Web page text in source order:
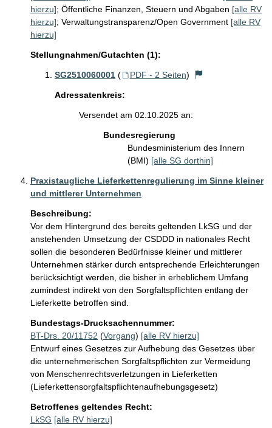
hierzu]; Öffentliche Finanzen, Steuern und Abgaben [alle RV
hierzu]; Verwaltungstransparenz/Open Government [alle RV
hierzu]
Stellungnahmen/Gutachten (1):
SG2510060001 ( PDF - 2 Seiten)
Adressatenkreis:
Versendet am 02.10.2025 an:
Bundesregierung
Bundesministerium des Innern
(BMI) [alle SG dorthin]
Praxistaugliche Lieferkettenregulierung im Sinne kleiner
und mittlerer Unternehmen
Beschreibung:
Vor dem Hintergrund des bereits geltenden LkSG und der
anstehenden Umsetzung der CSDDD in nationales Recht
sollen die besonderen Bedürfnisse kleiner und mittlerer
Unternehmen stärker durch entsprechende Erleichterungen
berücksichtigt werden, die bisher in erheblichem Umfang
zumindest indirekt von den Sorgfaltspflichten entlang der
Lieferkette betroffen sind.
Bundestags-Drucksachennummer:
BT-Drs. 20/11752 (Vorgang) [alle RV hierzu]
Entwurf eines Gesetzes zur Aufhebung des Gesetzes über
die unternehmerischen Sorgfaltspflichten zur Vermeidung
von Menschenrechtsverletzungen in Lieferketten
(Lieferkettensorgfaltspflichtenaufhebungsgesetz)
Betroffenes geltendes Recht:
LkSG [alle RV hierzu]